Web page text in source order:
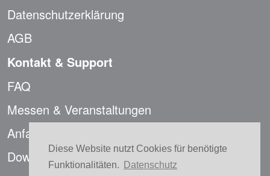
Diese Website nutzt Cookies für benötigte
Funktionalitäten.
Datenschutz
Datenschutzerklärung
AGB
Kontakt & Support
FAQ
Messen & Veranstaltungen
Anfahrt
Downloads